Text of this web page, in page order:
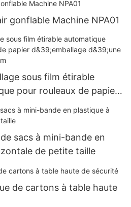
gonflable Machine NPA01
sous film étirable
pour rouleaux de papier
longueur de 500 à
sacs à mini-bande en
de petite taille
de cartons à table haute